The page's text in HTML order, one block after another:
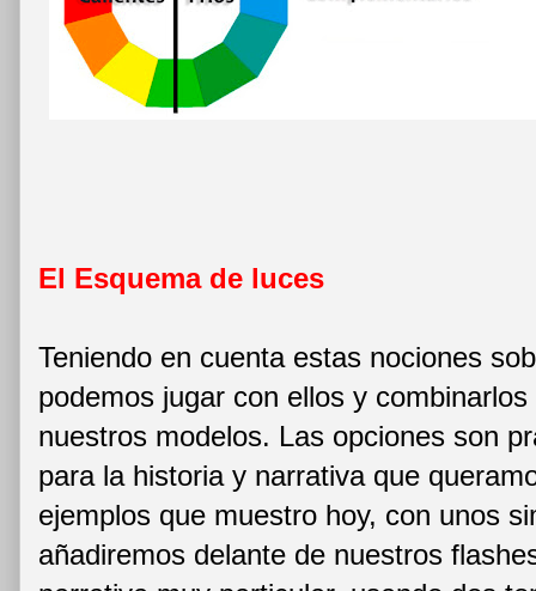
El Esquema de luces
Teniendo en cuenta estas nociones
podemos jugar con ellos y
nuestros modelos. Las opciones son
para la historia y narrativa que
ejemplos que muestro hoy, con unos
añadiremos delante de nuestros